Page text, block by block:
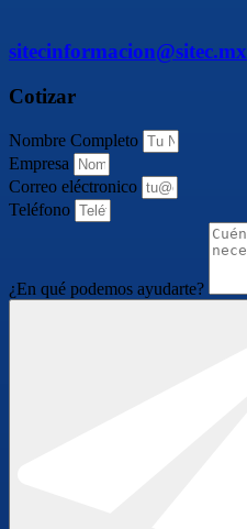
sitecinformacion@sitec.mx
Cotizar
Nombre Completo
Empresa
Correo eléctronico
Teléfono
¿En qué podemos ayudarte?